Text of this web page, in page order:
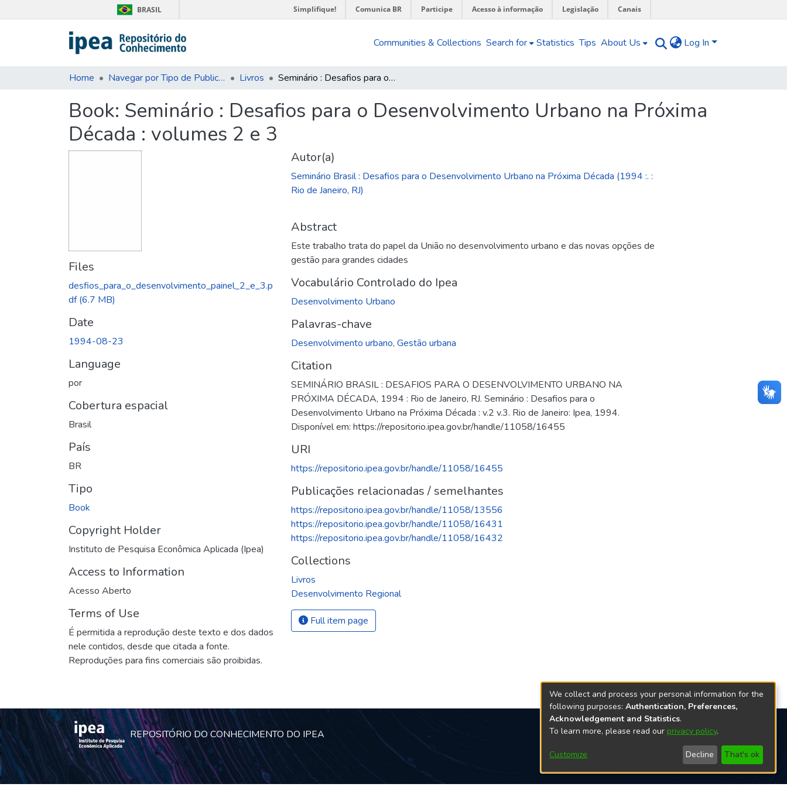
BRASIL Simplifique! Comunica BR Participe Acesso à informação Legislação Canais
Communities & Collections Search for Statistics Tips About Us Log In
Home Navegar por Tipo de Publicação Livros Seminário : Desafios para o Desenvolvimento Urbano na Próxima Década : volumes 2 e 3
Book: Seminário : Desafios para o Desenvolvimento Urbano na Próxima
Década : volumes 2 e 3
Files
desfios_para_o_desenvolvimento_painel_2_e_3.p
df(6.7 MB)
Date
1994-08-23
Language
por
Cobertura espacial
Brasil
País
BR
Tipo
Book
Copyright Holder
Instituto de Pesquisa Econômica Aplicada (Ipea)
Access to Information
Acesso Aberto
Terms of Use
É permitida a reprodução deste texto e dos dados
nele contidos, desde que citada a fonte.
Reproduções para fins comerciais são proibidas.
Autor(a)
Seminário Brasil : Desafios para o Desenvolvimento Urbano na Próxima Década (1994 :. :
Rio de Janeiro, RJ)
Abstract
Este trabalho trata do papel da União no desenvolvimento urbano e das novas opções de
gestão para grandes cidades
Vocabulário Controlado do Ipea
Desenvolvimento Urbano
Palavras-chave
Desenvolvimento urbano, Gestão urbana
Citation
SEMINÁRIO BRASIL : DESAFIOS PARA O DESENVOLVIMENTO URBANO NA
PRÓXIMA DÉCADA, 1994 : Rio de Janeiro, RJ. Seminário : Desafios para o
Desenvolvimento Urbano na Próxima Década : v.2 v.3. Rio de Janeiro: Ipea, 1994.
Disponível em: https://repositorio.ipea.gov.br/handle/11058/16455
URI
https://repositorio.ipea.gov.br/handle/11058/16455
Publicações relacionadas / semelhantes
https://repositorio.ipea.gov.br/handle/11058/13556
https://repositorio.ipea.gov.br/handle/11058/16431
https://repositorio.ipea.gov.br/handle/11058/16432
Collections
Livros
Desenvolvimento Regional
Full item page
REPOSITÓRIO DO CONHECIMENTO DO IPEA
Redes sociais
We collect and process your personal information for the
following purposes: Authentication, Preferences,
Acknowledgement and Statistics.
To learn more, please read our privacy policy.
Customize Decline That's ok